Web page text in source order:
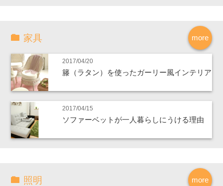
more
家具
2017/04/20
籐（ラタン）を使ったガーリー風インテリア
2017/04/15
ソファーベットが一人暮らしにうける理由
more
照明